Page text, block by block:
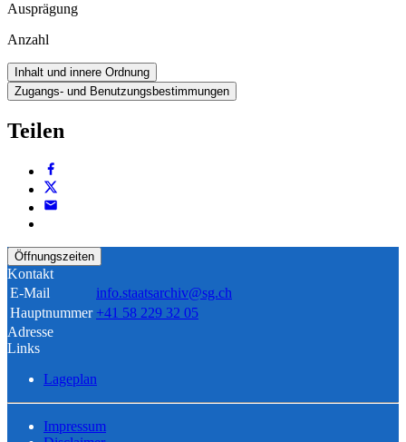
Ausprägung
Anzahl
Inhalt und innere Ordnung
Zugangs- und Benutzungsbestimmungen
Teilen
Öffnungszeiten
Kontakt
E-Mail
info.staatsarchiv@sg.ch
Hauptnummer +41 58 229 32 05
Adresse
Links
Lageplan
Impressum